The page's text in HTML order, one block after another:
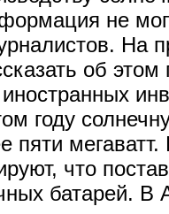
не
На
об этом
году
мегаватт.
что
батарей. В